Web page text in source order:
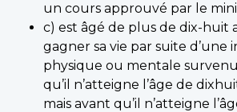
un cours approuvé par le
c) est âgé de plus de dix-huit
gagner sa vie par suite d’une
physique ou mentale
qu’il n’atteigne l’âge de
mais avant qu’il n’atteigne